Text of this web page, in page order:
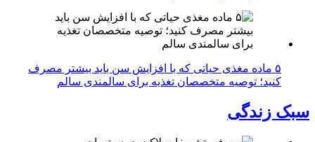
۵ ماده مغذی حیاتی که با افزایش سن باید بیشتر مصرف
کنید؛ توصیه متخصصان تغذیه برای سالمندی سالم
سبک زندگی